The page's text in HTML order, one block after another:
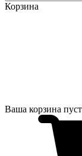
Корзина
Ваша корзина